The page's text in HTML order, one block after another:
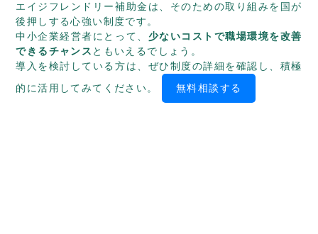
エイジフレンドリー補助金は、そのための取り組みを国が
後押しする心強い制度です。
中小企業経営者にとって、 少ないコストで職場環境を改善
できるチャンス ともいえるでしょう。
導入を検討している方は、ぜひ制度の詳細を確認し、積極
的に活用してみてください。
無料相談する